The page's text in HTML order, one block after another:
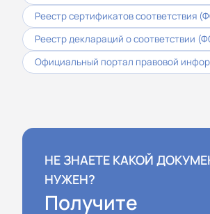
Реестр сертификатов соответствия
Реестр деклараций о соответствии
Официальный портал правовой
НЕ ЗНАЕТЕ КАКОЙ
НУЖЕН?
Получите